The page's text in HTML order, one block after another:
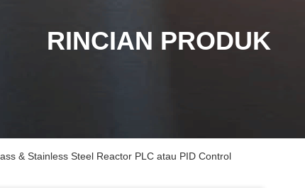
RINCIAN PRODUK
& Stainless Steel Reactor PLC atau PID Control